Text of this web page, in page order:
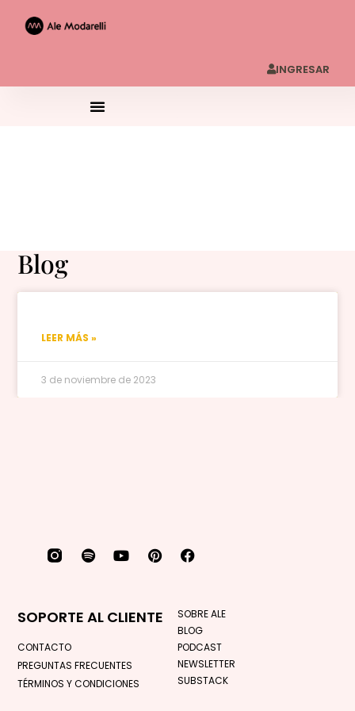
INGRESAR
Blog
LEER MÁS »
3 de noviembre de 2023
SOBRE ALE
BLOG
PODCAST
NEWSLETTER
SUBSTACK
SOPORTE AL CLIENTE
CONTACTO
PREGUNTAS FRECUENTES
TÉRMINOS Y CONDICIONES